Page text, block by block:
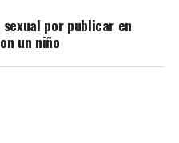
por publicar en
un niño